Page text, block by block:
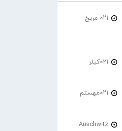
۰۲۱ مریخ
021کیلر
۰۲۱مهستم
Auschwitz